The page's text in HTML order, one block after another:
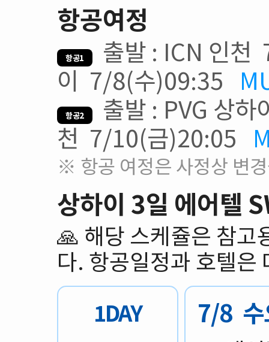
항공여정
항공1
출발 : ICN 인
이 7/8(수)09:35
항공2
출발 : PVG 상
천 7/10(금)20:05
※ 항공 여정은 사정상 변
상하이 3일 에어텔
🙏 해당 스케쥴은 참고
다. 항공일정과 호텔은
1DAY 7/8 수